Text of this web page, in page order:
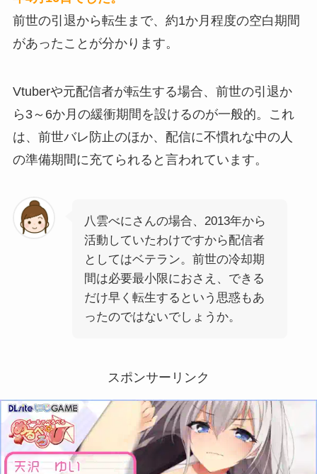
前世の引退から転生まで、約1か月程度の空白期間
があったことが分かります。
Vtuberや元配信者が転生する場合、前世の引退か
ら3～6か月の緩衝期間を設けるのが一般的。これ
は、前世バレ防止のほか、配信に不慣れな中の人
の準備期間に充てられると言われています。
八雲べにさんの場合、2013年から
活動していたわけですから配信者
としてはベテラン。前世の冷却期
間は必要最小限におさえ、できる
だけ早く転生するという思惑もあ
ったのではないでしょうか。
スポンサーリンク